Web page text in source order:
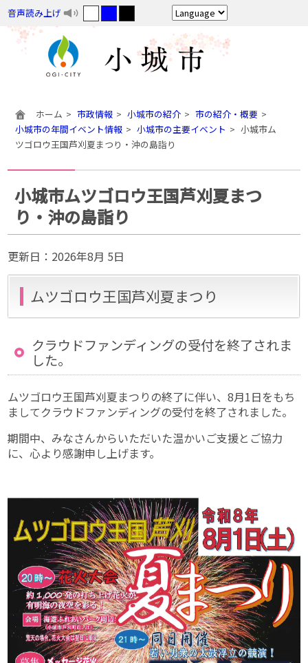
音声読み上げ
ホーム 市政情報 小城市の紹介
市の紹介・概要
小城市の年間イベント情報
小城市の主要イベント
小城市ム
ツゴロウ王国芦刈夏まつり・沖の島詣り
小城市ムツゴロウ王国芦刈夏まつ
り・沖の島詣り
更新日： 2026年8月 5日
ムツゴロウ王国芦刈夏まつり
クラウドファンディングの受付を終了されま
した。
ムツゴロウ王国芦刈夏まつりの終了に伴い、8月1日をもち
ましてクラウドファンディングの受付を終了されました。
期間中、みなさんからいただいた温かいご支援とご協力
に、心より感謝申し上げます。